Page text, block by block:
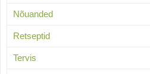
Nõuanded
Retseptid
Tervis